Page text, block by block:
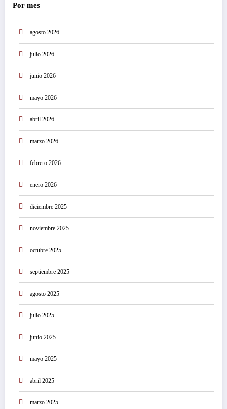
Por mes
agosto 2026
julio 2026
junio 2026
mayo 2026
abril 2026
marzo 2026
febrero 2026
enero 2026
diciembre 2025
noviembre 2025
octubre 2025
septiembre 2025
agosto 2025
julio 2025
junio 2025
mayo 2025
abril 2025
marzo 2025